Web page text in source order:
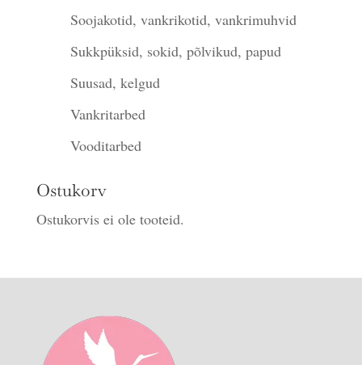
Soojakotid, vankrikotid, vankrimuhvid
Sukkpüksid, sokid, põlvikud, papud
Suusad, kelgud
Vankritarbed
Vooditarbed
Ostukorv
Ostukorvis ei ole tooteid.